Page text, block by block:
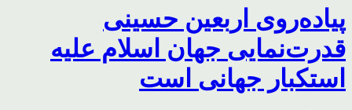
پیاده‌روی اربعین حسینی
قدرت‌نمایی جهان اسلام علیه
استکبار جهانی است